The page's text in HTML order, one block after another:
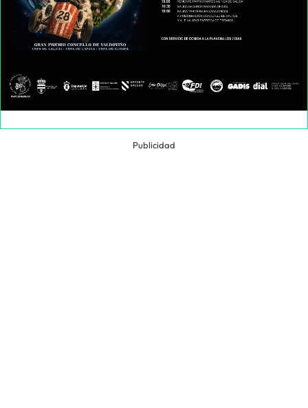
Publicidad